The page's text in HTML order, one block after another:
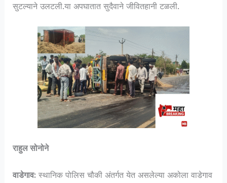
सुटल्याने उलटली.या अपघातात सुदैवाने जीवितहानी टळली.
राहुल सोनोने
वाडेगाव: स्थानिक पोलिस चौकी अंतर्गत येत असलेल्या अकोला वाडेगाव